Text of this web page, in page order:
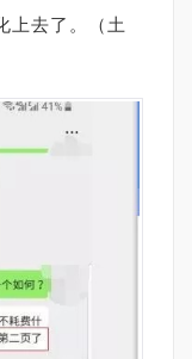
上去了。（土